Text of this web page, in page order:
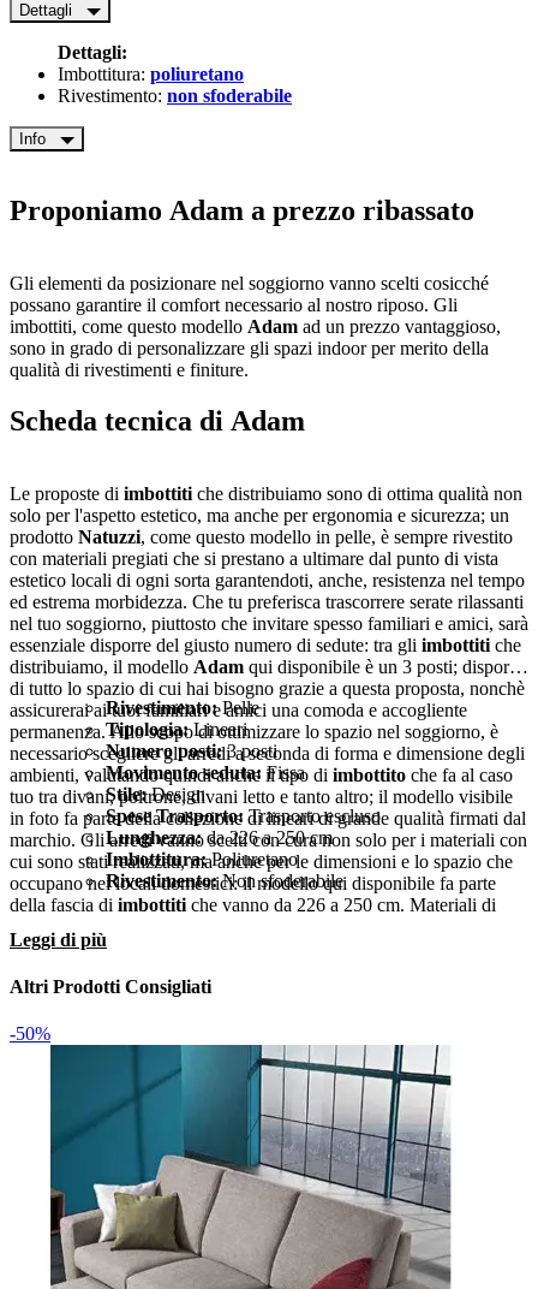
Dettagli
Dettagli:
Imbottitura: poliuretano
Rivestimento: non sfoderabile
Info
Proponiamo Adam a prezzo ribassato
Gli elementi da posizionare nel soggiorno vanno scelti cosicché
possano garantire il comfort necessario al nostro riposo. Gli
imbottiti, come questo modello Adam ad un prezzo vantaggioso,
sono in grado di personalizzare gli spazi indoor per merito della
qualità di rivestimenti e finiture.
Scheda tecnica di Adam
Le proposte di imbottiti che distribuiamo sono di ottima qualità non
solo per l'aspetto estetico, ma anche per ergonomia e sicurezza; un
prodotto Natuzzi, come questo modello in pelle, è sempre rivestito
con materiali pregiati che si prestano a ultimare dal punto di vista
estetico locali di ogni sorta garantendoti, anche, resistenza nel tempo
ed estrema morbidezza. Che tu preferisca trascorrere serate rilassanti
nel tuo soggiorno, piuttosto che invitare spesso familiari e amici, sarà
essenziale disporre del giusto numero di sedute: tra gli imbottiti che
distribuiamo, il modello Adam qui disponibile è un 3 posti; disporrai
di tutto lo spazio di cui hai bisogno grazie a questa proposta, nonchè
assicurerai ai tuoi familiari e amici una comoda e accogliente
permanenza. Allo scopo di ottimizzare lo spazio nel soggiorno, è
necessario scegliere gli arredi a seconda di forma e dimensione degli
ambienti, valutando quindi anche il tipo di imbottito che fa al caso
tuo tra divani, poltrone, divani letto e tanto altro; il modello visibile
in foto fa parte della collezione di lineari di grande qualità firmati dal
marchio. Gli arredi vanno scelti con cura non solo per i materiali con
cui sono stati realizzati, ma anche per le dimensioni e lo spazio che
occupano nei locali domestici: il modello qui disponibile fa parte
della fascia di imbottiti che vanno da 226 a 250 cm. Materiali di
imbottito, raffinato e dall'estetica raffinata: sarà soluzione ideale per
trasporto, con annesse spese, è da considerare con attenzione
soluzione in Offerta Outlet.
Rivestimento:Pelle
Tipologia:Lineari
Numero posti:3 posti
Movimento seduta: Fissa
Stile:Design
Spese Trasporto: Trasporto escluso
Lunghezza:da 226 a 250 cm
Imbottitura:Poliuretano
Rivestimento:Non sfoderabile
Leggi di più
Altri Prodotti Consigliati
-50%